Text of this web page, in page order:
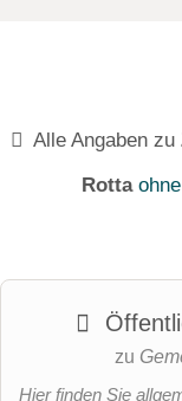
Alle Angaben zu
Rotta
zu
Hier finden Sie